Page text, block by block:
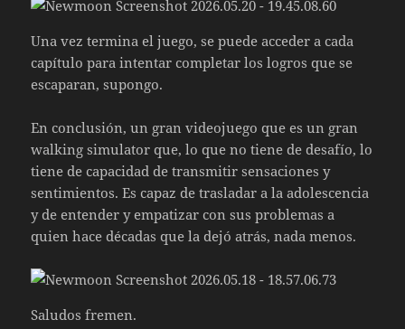
Una vez termina el juego, se puede acceder a cada
capítulo para intentar completar los logros que se
escaparan, supongo.
En conclusión, un gran videojuego que es un gran
walking simulator que, lo que no tiene de desafío, lo
tiene de capacidad de transmitir sensaciones y
sentimientos. Es capaz de trasladar a la adolescencia
y de entender y empatizar con sus problemas a
quien hace décadas que la dejó atrás, nada menos.
Saludos fremen.